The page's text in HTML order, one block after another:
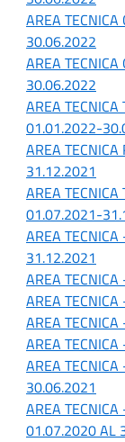
AREA
30.06.2022
AREA
30.06.2022
AREA TECNICA
01.01.2022-
AREA
31.12.2021
AREA TECNICA
01.07.2021-
AREA
31.12.2021
AREA
AREA
AREA
AREA
AREA
30.06.2021
AREA TECNICA
01.07.2020 AL